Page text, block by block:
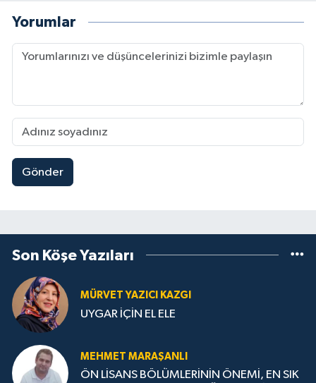
Yorumlar
Gönder
Son Köşe Yazıları
MÜRVET YAZICI KAZGI
UYGAR İÇİN EL ELE
MEHMET MARAŞANLI
ÖN LİSANS BÖLÜMLERİNİN ÖNEMİ, EN SIK